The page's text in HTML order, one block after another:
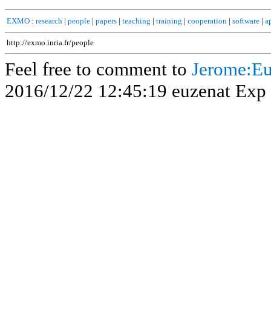
EXMO : research people papers teaching training cooperation software
http://exmo.inria.fr/people
Feel free to comment to
2016/12/22 12:45:19 euzenat Exp